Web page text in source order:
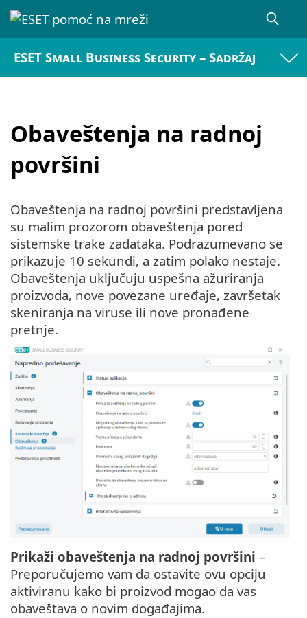
ESET Small Business Security – Sadržaj
Obaveštenja na radnoj
površini
Obaveštenja na radnoj površini predstavljena
su malim prozorom obaveštenja pored
sistemske trake zadataka. Podrazumevano se
prikazuje 10 sekundi, a zatim polako nestaje.
Obaveštenja uključuju uspešna ažuriranja
proizvoda, nove povezane uređaje, završetak
skeniranja na viruse ili nove pronađene
pretnje.
Prikaži obaveštenja na radnoj površini –
Preporučujemo vam da ostavite ovu opciju
aktiviranu kako bi proizvod mogao da vas
obaveštava o novim događajima.